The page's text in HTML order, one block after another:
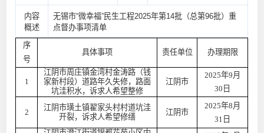
内容
概述
无锡市“微幸福”民生工程2025年第14批（总第96批）重
点督办事项清单
序
号
具体事项 责任单位 办理期限
1
江阴市周庄镇金湾村金涛路（钱
家新村段）道路年久失修，路面
坑洼积水，诉求人希望整修
江阴市
2025年9月
30日
2
江阴市璜土镇翟家头村村道坑洼
开裂，诉求人希望修缮
江阴市
2025年8月
31日